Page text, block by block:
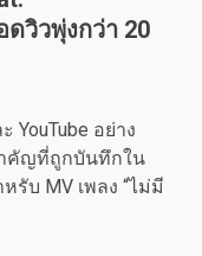
ดวิวพุ่งกว่า 20
YouTube อย่าง
ำคัญที่ถูกบันทึกใน
รับ MV เพลง “ไม่มี